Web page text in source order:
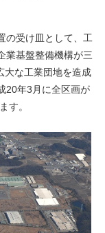
の受け皿として、工
業基盤整備機構が三
大な工業団地を造成
20年3月に全区画が
す。